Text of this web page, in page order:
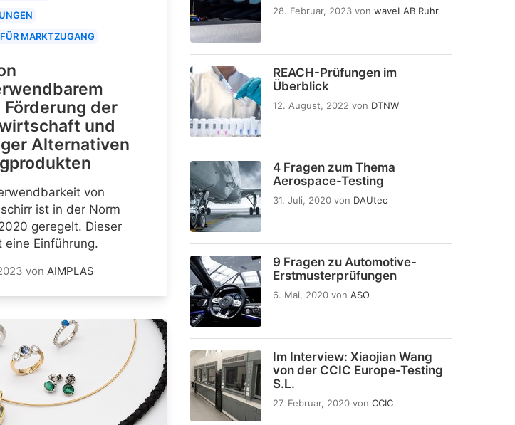
28. Februar, 2023 von waveLAB Ruhr
REACH-Prüfungen im
Überblick
12. August, 2022 von DTNW
4 Fragen zum Thema
Aerospace-Testing
31. Juli, 2020 von DAUtec
9 Fragen zu Automotive-
Erstmusterprüfungen
6. Mai, 2020 von ASO
Im Interview: Xiaojian Wang
von der CCIC Europe-Testing
S.L.
27. Februar, 2020 von CCIC
MARKTZUGANG
Förderung der
und
Alternativen
von
ist in der Norm
geregelt. Dieser
Einführung.
von AIMPLAS